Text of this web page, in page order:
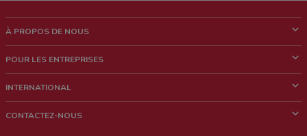
À PROPOS DE NOUS
News & Médias
POUR LES ENTREPRISES
Contacts commerciaux et/ou marketing
INTERNATIONAL
CONTACTEZ-NOUS